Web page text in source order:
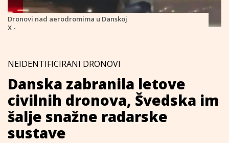
Dronovi nad aerodromima u Danskoj
X -
NEIDENTIFICIRANI DRONOVI
Danska zabranila letove
civilnih dronova, Švedska im
šalje snažne radarske
sustave